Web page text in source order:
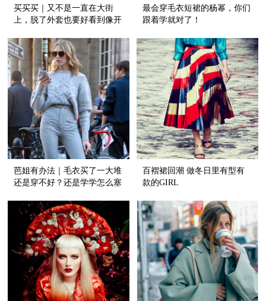
买买买｜又不是一直在大街
上，脱了外套也要好看到像开
最会穿毛衣短裙的杨幂，你们
跟着学就对了！
芭姐有办法｜毛衣买了一大堆
还是穿不好？还是学学怎么塞
百褶裙回潮 做冬日里有型有
款的GIRL